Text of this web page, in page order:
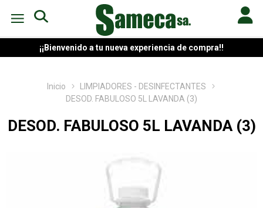
¡¡Bienvenido a tu nueva experiencia de compra!!
Inicio
LIMPIADORES - DESINFECTANTES
DESOD. FABULOSO 5L LAVANDA (3)
DESOD. FABULOSO 5L LAVANDA (3)